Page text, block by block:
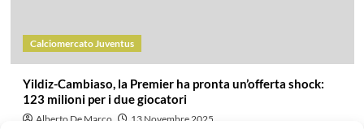
Calciomercato Juventus
Yildiz-Cambiaso, la Premier ha pronta un’offerta shock:
123 milioni per i due giocatori
Alberto De Marco 13 Novembre 2025